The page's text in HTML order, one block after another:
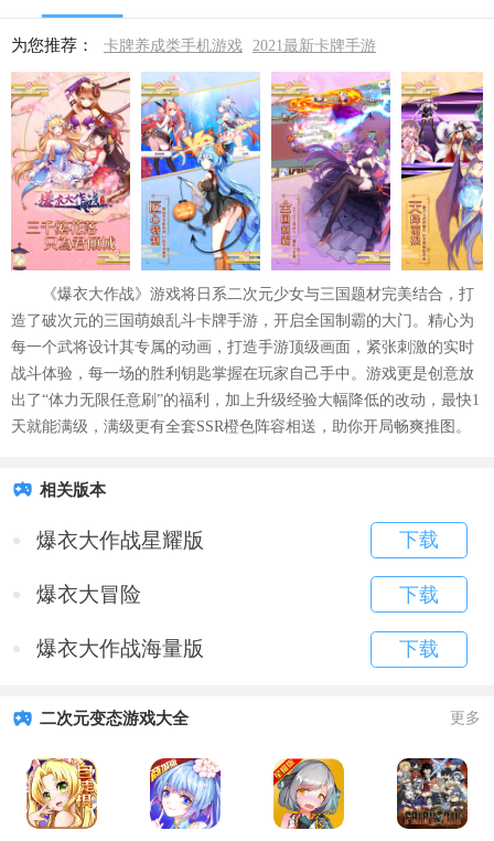
为您推荐： 卡牌养成类手机游戏 2021最新卡牌手游
《爆衣大作战》游戏将日系二次元少女与三国题材完美结合，打
造了破次元的三国萌娘乱斗卡牌手游，开启全国制霸的大门。精心为
每一个武将设计其专属的动画，打造手游顶级画面，紧张刺激的实时
战斗体验，每一场的胜利钥匙掌握在玩家自己手中。游戏更是创意放
出了“体力无限任意刷”的福利，加上升级经验大幅降低的改动，最快1
天就能满级，满级更有全套SSR橙色阵容相送，助你开局畅爽推图。
相关版本
爆衣大作战星耀版 下载
爆衣大冒险 下载
爆衣大作战海量版 下载
二次元变态游戏大全 更多